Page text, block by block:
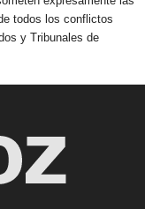
todos los conflictos
y Tribunales de